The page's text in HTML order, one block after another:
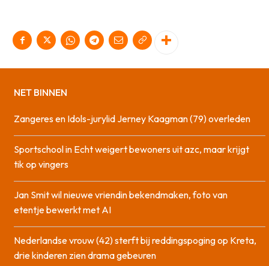
NET BINNEN
Zangeres en Idols-jurylid Jerney Kaagman (79) overleden
Sportschool in Echt weigert bewoners uit azc, maar krijgt
tik op vingers
Jan Smit wil nieuwe vriendin bekendmaken, foto van
etentje bewerkt met AI
Nederlandse vrouw (42) sterft bij reddingspoging op Kreta,
drie kinderen zien drama gebeuren